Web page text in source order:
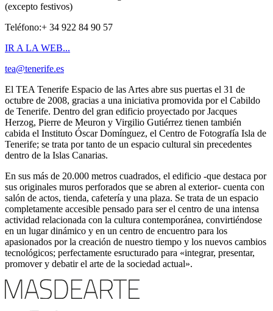
(excepto festivos)
Teléfono:+ 34 922 84 90 57
IR A LA WEB...
tea@tenerife.es
El TEA Tenerife Espacio de las Artes abre sus puertas el 31 de
octubre de 2008, gracias a una iniciativa promovida por el Cabildo
de Tenerife. Dentro del gran edificio proyectado por Jacques
Herzog, Pierre de Meuron y Virgilio Gutiérrez tienen también
cabida el Instituto Óscar Domínguez, el Centro de Fotografía Isla de
Tenerife; se trata por tanto de un espacio cultural sin precedentes
dentro de la Islas Canarias.
En sus más de 20.000 metros cuadrados, el edificio -que destaca por
sus originales muros perforados que se abren al exterior- cuenta con
salón de actos, tienda, cafetería y una plaza. Se trata de un espacio
completamente accesible pensado para ser el centro de una intensa
actividad relacionada con la cultura contemporánea, convirtiéndose
en un lugar dinámico y en un centro de encuentro para los
apasionados por la creación de nuestro tiempo y los nuevos cambios
tecnológicos; perfectamente esructurado para «integrar, presentar,
promover y debatir el arte de la sociedad actual».